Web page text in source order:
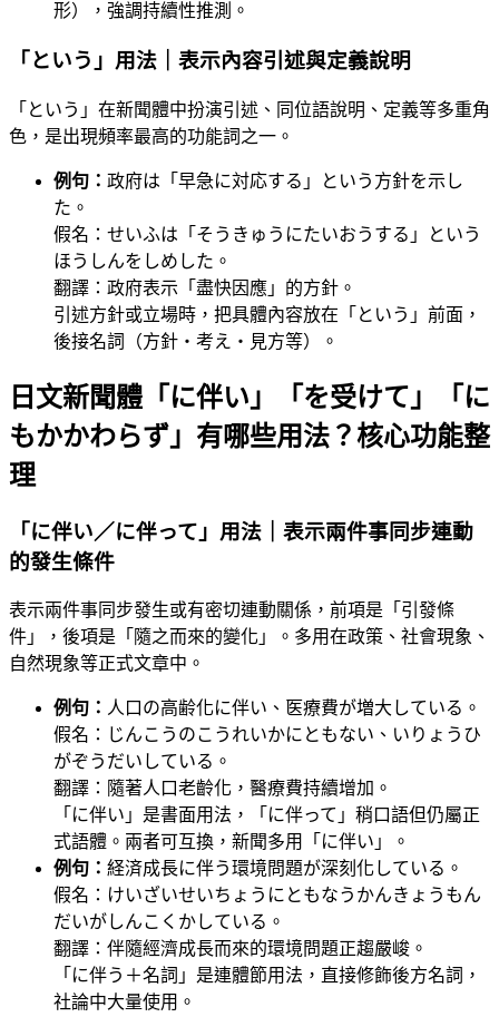
形），強調持續性推測。
「という」用法｜表示內容引述與定義說明
「という」在新聞體中扮演引述、同位語說明、定義等多重角
色，是出現頻率最高的功能詞之一。
例句： 政府は「早急に対応する」という方針を示し
た。
假名：せいふは「そうきゅうにたいおうする」という
ほうしんをしめした。
翻譯：政府表示「盡快因應」的方針。
引述方針或立場時，把具體內容放在「という」前面，
後接名詞（方針・考え・見方等）。
日文新聞體「に伴い」「を受けて」「に
もかかわらず」有哪些用法？核心功能整
理
「に伴い／に伴って」用法｜表示兩件事同步連動
的發生條件
表示兩件事同步發生或有密切連動關係，前項是「引發條
件」，後項是「隨之而來的變化」。多用在政策、社會現象、
自然現象等正式文章中。
例句： 人口の高齢化に伴い、医療費が増大している。
假名：じんこうのこうれいかにともない、いりょうひ
がぞうだいしている。
翻譯：隨著人口老齡化，醫療費持續增加。
「に伴い」是書面用法，「に伴って」稍口語但仍屬正
式語體。兩者可互換，新聞多用「に伴い」。
例句： 経済成長に伴う環境問題が深刻化している。
假名：けいざいせいちょうにともなうかんきょうもん
だいがしんこくかしている。
翻譯：伴隨經濟成長而來的環境問題正趨嚴峻。
「に伴う＋名詞」是連體節用法，直接修飾後方名詞，
社論中大量使用。